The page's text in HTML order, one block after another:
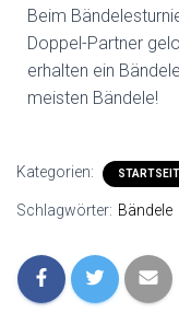
Beim
Doppel-Partner
erhalten ein
meisten Bändele!
Kategorien:
Schlagwörter: Bändele